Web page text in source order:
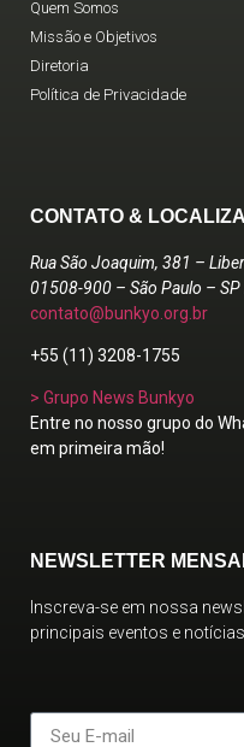
Quem Somos
Missão e Objetivos
Diretoria
Política de Privacidade
CONTATO &
Rua São Joaquim, 381 –
01508-900 – São Paulo – SP
contato@bunkyo.org.br
+55 (11) 3208-1755
> Grupo News Bunkyo
Entre no nosso grupo do
em primeira mão!
NEWSLETTER
Inscreva-se em nossa
principais eventos e